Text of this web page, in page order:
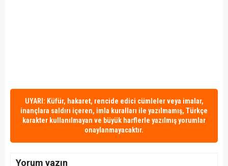
UYARI: Küfür, hakaret, rencide edici cümleler veya imalar,
inançlara saldırı içeren, imla kuralları ile yazılmamış, Türkçe
karakter kullanılmayan ve büyük harflerle yazılmış yorumlar
onaylanmayacaktır.
Yorum yazın